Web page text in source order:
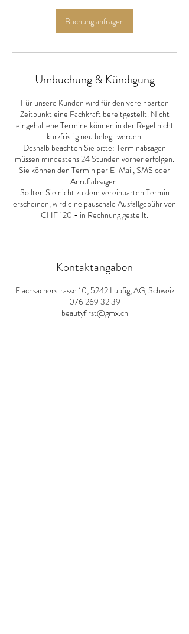
Buchung anfragen
Umbuchung & Kündigung
Für unsere Kunden wird für den vereinbarten
Zeitpunkt eine Fachkraft bereitgestellt. Nicht
eingehaltene Termine können in der Regel nicht
kurzfristig neu belegt werden.
Deshalb beachten Sie bitte: Terminabsagen
müssen mindestens 24 Stunden vorher erfolgen.
Sie können den Termin per E-Mail, SMS oder
Anruf absagen.
Sollten Sie nicht zu dem vereinbarten Termin
erscheinen, wird eine pauschale Ausfallgebühr von
CHF 120.- in Rechnung gestellt.
Kontaktangaben
Flachsacherstrasse 10, 5242 Lupfig, AG, Schweiz
076 269 32 39
beautyfirst@gmx.ch